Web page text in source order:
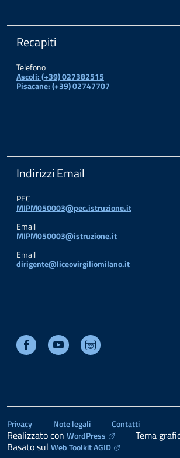
Recapiti
Telefono
Ascoli: (+39) 027382515
Pisacane: (+39) 02747707
Indirizzi Email
PEC
MIPM050003@pec.istruzione.it
Email
MIPM050003@istruzione.it
Email
dirigente@liceovirgiliomilano.it
Facebook Youtube
Privacy Note legali Contatti
Realizzato con WordPress Tema
Basato sul Web Toolkit AGID